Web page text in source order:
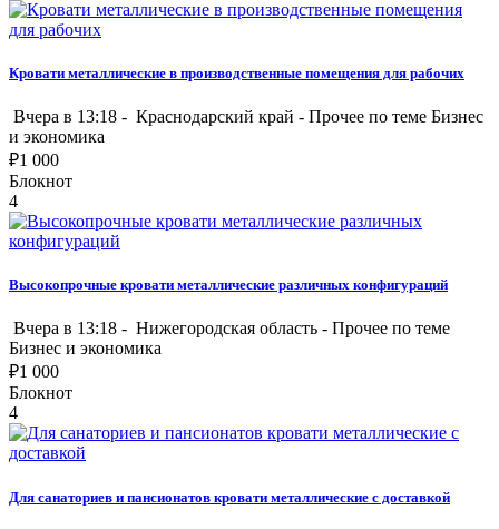
Кровати металлические в производственные помещения для рабочих
Вчера в 13:18 - Краснодарский край - Прочее по теме Бизнес
и экономика
₽1 000
Блокнот
4
Высокопрочные кровати металлические различных конфигураций
Вчера в 13:18 - Нижегородская область - Прочее по теме
Бизнес и экономика
₽1 000
Блокнот
4
Для санаториев и пансионатов кровати металлические с доставкой